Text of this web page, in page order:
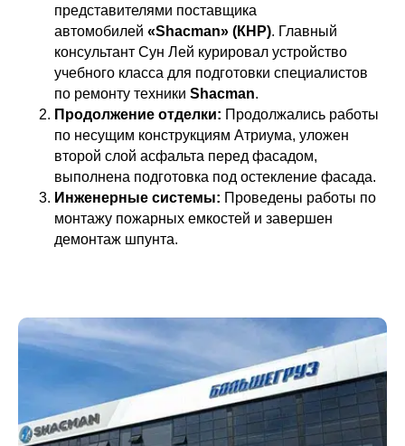
представителями поставщика
автомобилей «Shacman» (КНР). Главный
консультант Сун Лей курировал устройство
учебного класса для подготовки специалистов
по ремонту техники Shacman.
Продолжение отделки: Продолжались работы
по несущим конструкциям Атриума, уложен
второй слой асфальта перед фасадом,
выполнена подготовка под остекление фасада.
Инженерные системы: Проведены работы по
монтажу пожарных емкостей и завершен
демонтаж шпунта.